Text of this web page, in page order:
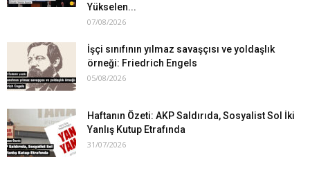
Yükselen...
07/08/2026
İşçi sınıfının yılmaz savaşçısı ve yoldaşlık
örneği: Friedrich Engels
05/08/2026
Haftanın Özeti: AKP Saldırıda, Sosyalist Sol İki
Yanlış Kutup Etrafında
31/07/2026